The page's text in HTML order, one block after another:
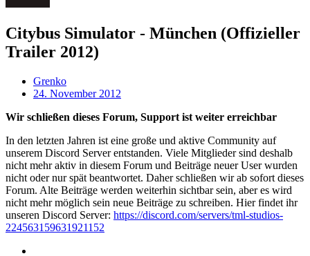
Citybus Simulator - München (Offizieller
Trailer 2012)
Grenko
24. November 2012
Wir schließen dieses Forum, Support ist weiter erreichbar
In den letzten Jahren ist eine große und aktive Community auf
unserem Discord Server entstanden. Viele Mitglieder sind deshalb
nicht mehr aktiv in diesem Forum und Beiträge neuer User wurden
nicht oder nur spät beantwortet. Daher schließen wir ab sofort dieses
Forum. Alte Beiträge werden weiterhin sichtbar sein, aber es wird
nicht mehr möglich sein neue Beiträge zu schreiben. Hier findet ihr
unseren Discord Server: https://discord.com/servers/tml-studios-
224563159631921152